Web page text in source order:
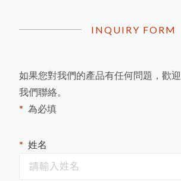
技
英
國
R
H
O
P
O
I
N
T
光
澤
度
計
台
灣
區
總
代
理
-
-
-
-
中
燦
科
技
美
國
D
e
F
e
l
s
k
o
台
灣
區
P
R
I
M
E
主
要
代
理
商
-
-
-
-
-
中
燦
科
技
紅外線水分計
木材水分計
紙水分計
混凝土水分計
近赤外線NIR水分測定儀
近赤外線NIR成分分析儀
日本KETT 手持式膜厚計
美國PosiTector塗裝膜厚計
美國DeFelsko塗裝檢測儀器
電解式及其他膜厚計
塗膜鉛筆硬度計
光澤度計及光學檢測儀器英國RHOPOINT 光澤度計
色差分析儀器
粉體白度計
農業相關檢測儀器農產專用水分計
小型精米器Pearlest
精米白度計C-600
適期收割判定器OT-300
金
屬
探
測
及
工
程
相
關
檢
測
儀混凝土及水泥相關測試儀器
道路及瀝青相關檢測儀器
金屬探測器
品管分析相關檢測設備
鹽水噴霧試驗機
超音波測厚儀
拉拔試驗機
韋伯硬度計 & 巴可硬度計
其他綜合儀器
爐溫記錄器
紅外線測溫器
數字式溫度計
溫濕度計 / 露點計
PH 酸鹼度計
日本KETT 會長與夫人來訪
微小測孔光澤度計的應用
如何測量曲面的光澤度？
磁
性
式
膜
厚
計
測
量
鐵
鍍
鋅
厚
度
的
方
法
OPC有機感光鼓塗層損耗測量
INQUIRY FORM
如果您對我們的產品有任何問題，歡
我們聯絡。
為必填
姓名